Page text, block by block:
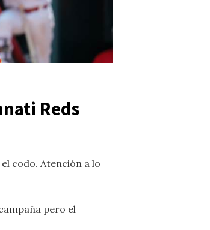
Reds
codo. Atención a lo
pero el